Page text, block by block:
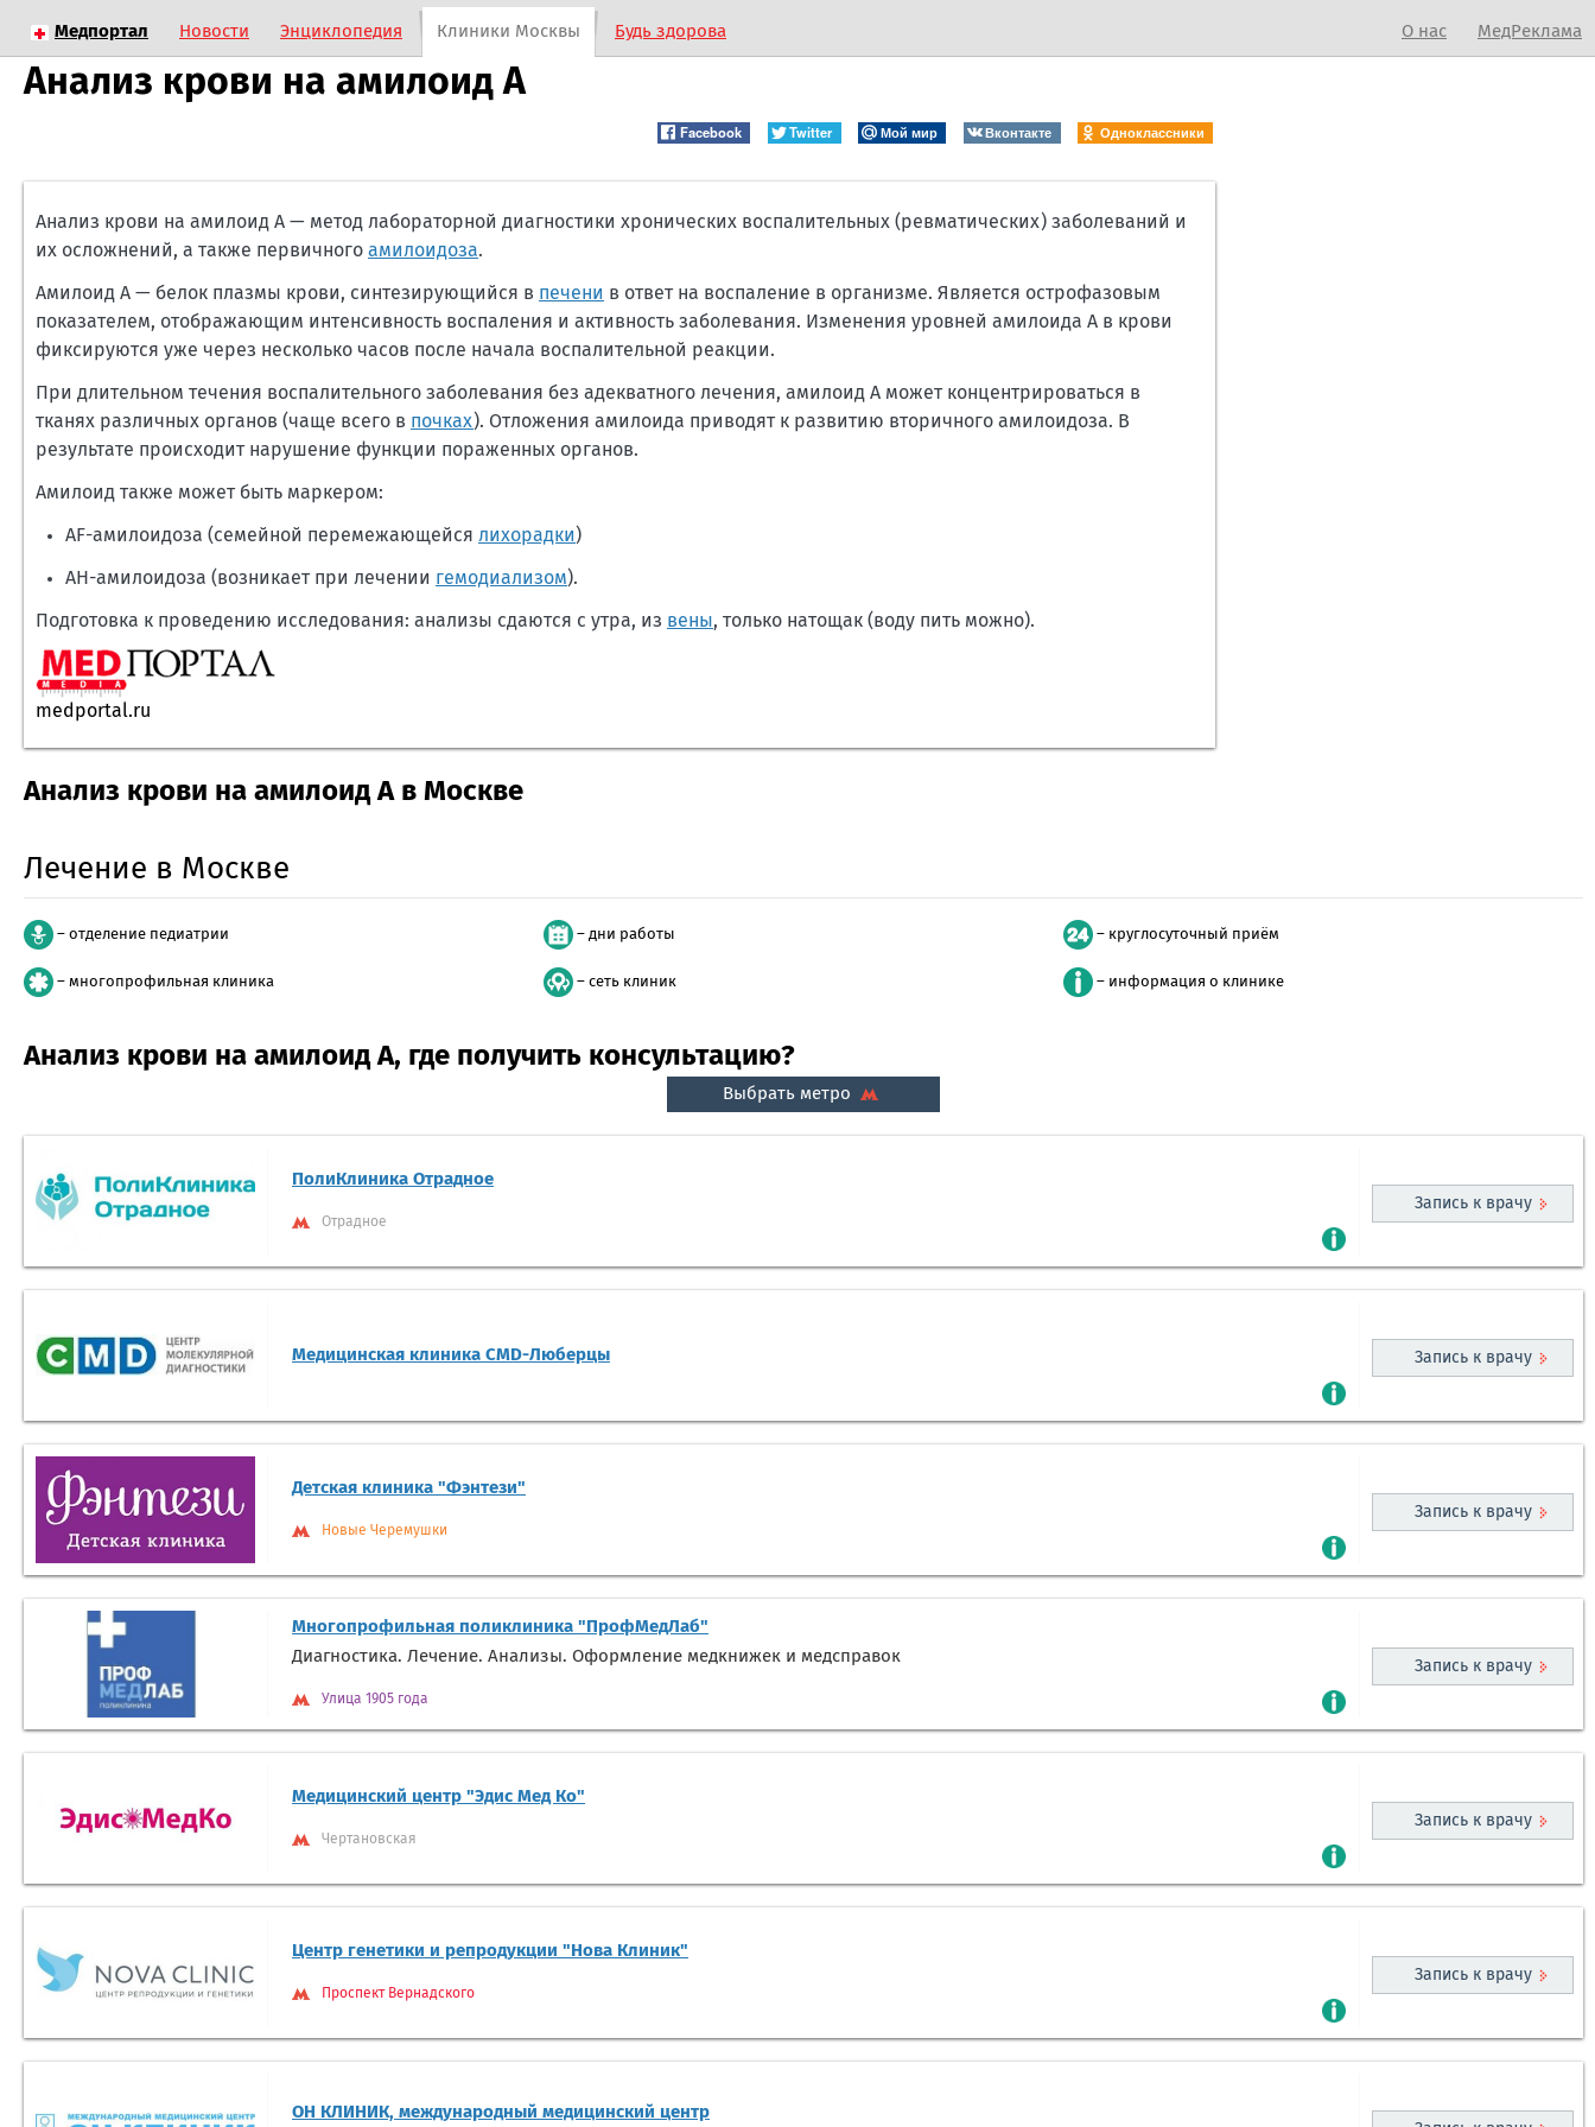
О нас МедРеклама
Медпортал Новости Энциклопедия Клиники Москвы Будь здорова
Анализ крови на амилоид А
Facebook Twitter Мой мир Вконтакте Одноклассники
Анализ крови на амилоид А — метод лабораторной диагностики хронических воспалительных (ревматических) заболеваний и
их осложнений, а также первичного амилоидоза.
Амилоид А — белок плазмы крови, синтезирующийся в печени в ответ на воспаление в организме. Является острофазовым
показателем, отображающим интенсивность воспаления и активность заболевания. Изменения уровней амилоида А в крови
фиксируются уже через несколько часов после начала воспалительной реакции.
При длительном течения воспалительного заболевания без адекватного лечения, амилоид А может концентрироваться в
тканях различных органов (чаще всего в почках ). Отложения амилоида приводят к развитию вторичного амилоидоза. В
результате происходит нарушение функции пораженных органов.
Амилоид также может быть маркером:
AF-амилоидоза (семейной перемежающейся лихорадки )
AH-амилоидоза (возникает при лечении гемодиализом).
Подготовка к проведению исследования: анализы сдаются с утра, из вены, только натощак (воду пить можно).
medportal.ru
Анализ крови на амилоид А в Москве
Лечение в Москве
– отделение педиатрии – дни работы – круглосуточный приём
– многопрофильная клиника – сеть клиник – информация о клинике
Анализ крови на амилоид A, где получить консультацию?
Выбрать метро
ПолиКлиника Отрадное
Отрадное
Запись к врачу
Медицинская клиника CMD-Люберцы Запись к врачу
Детская клиника "Фэнтези"
Новые Черемушки
Запись к врачу
Многопрофильная поликлиника "ПрофМедЛаб"
Диагностика. Лечение. Анализы. Оформление медкнижек и медсправок
Улица 1905 года
Запись к врачу
Медицинский центр "Эдис Мед Ко"
Чертановская
Запись к врачу
Центр генетики и репродукции "Нова Клиник"
Проспект Вернадского
Запись к врачу
ОН КЛИНИК, международный медицинский центр